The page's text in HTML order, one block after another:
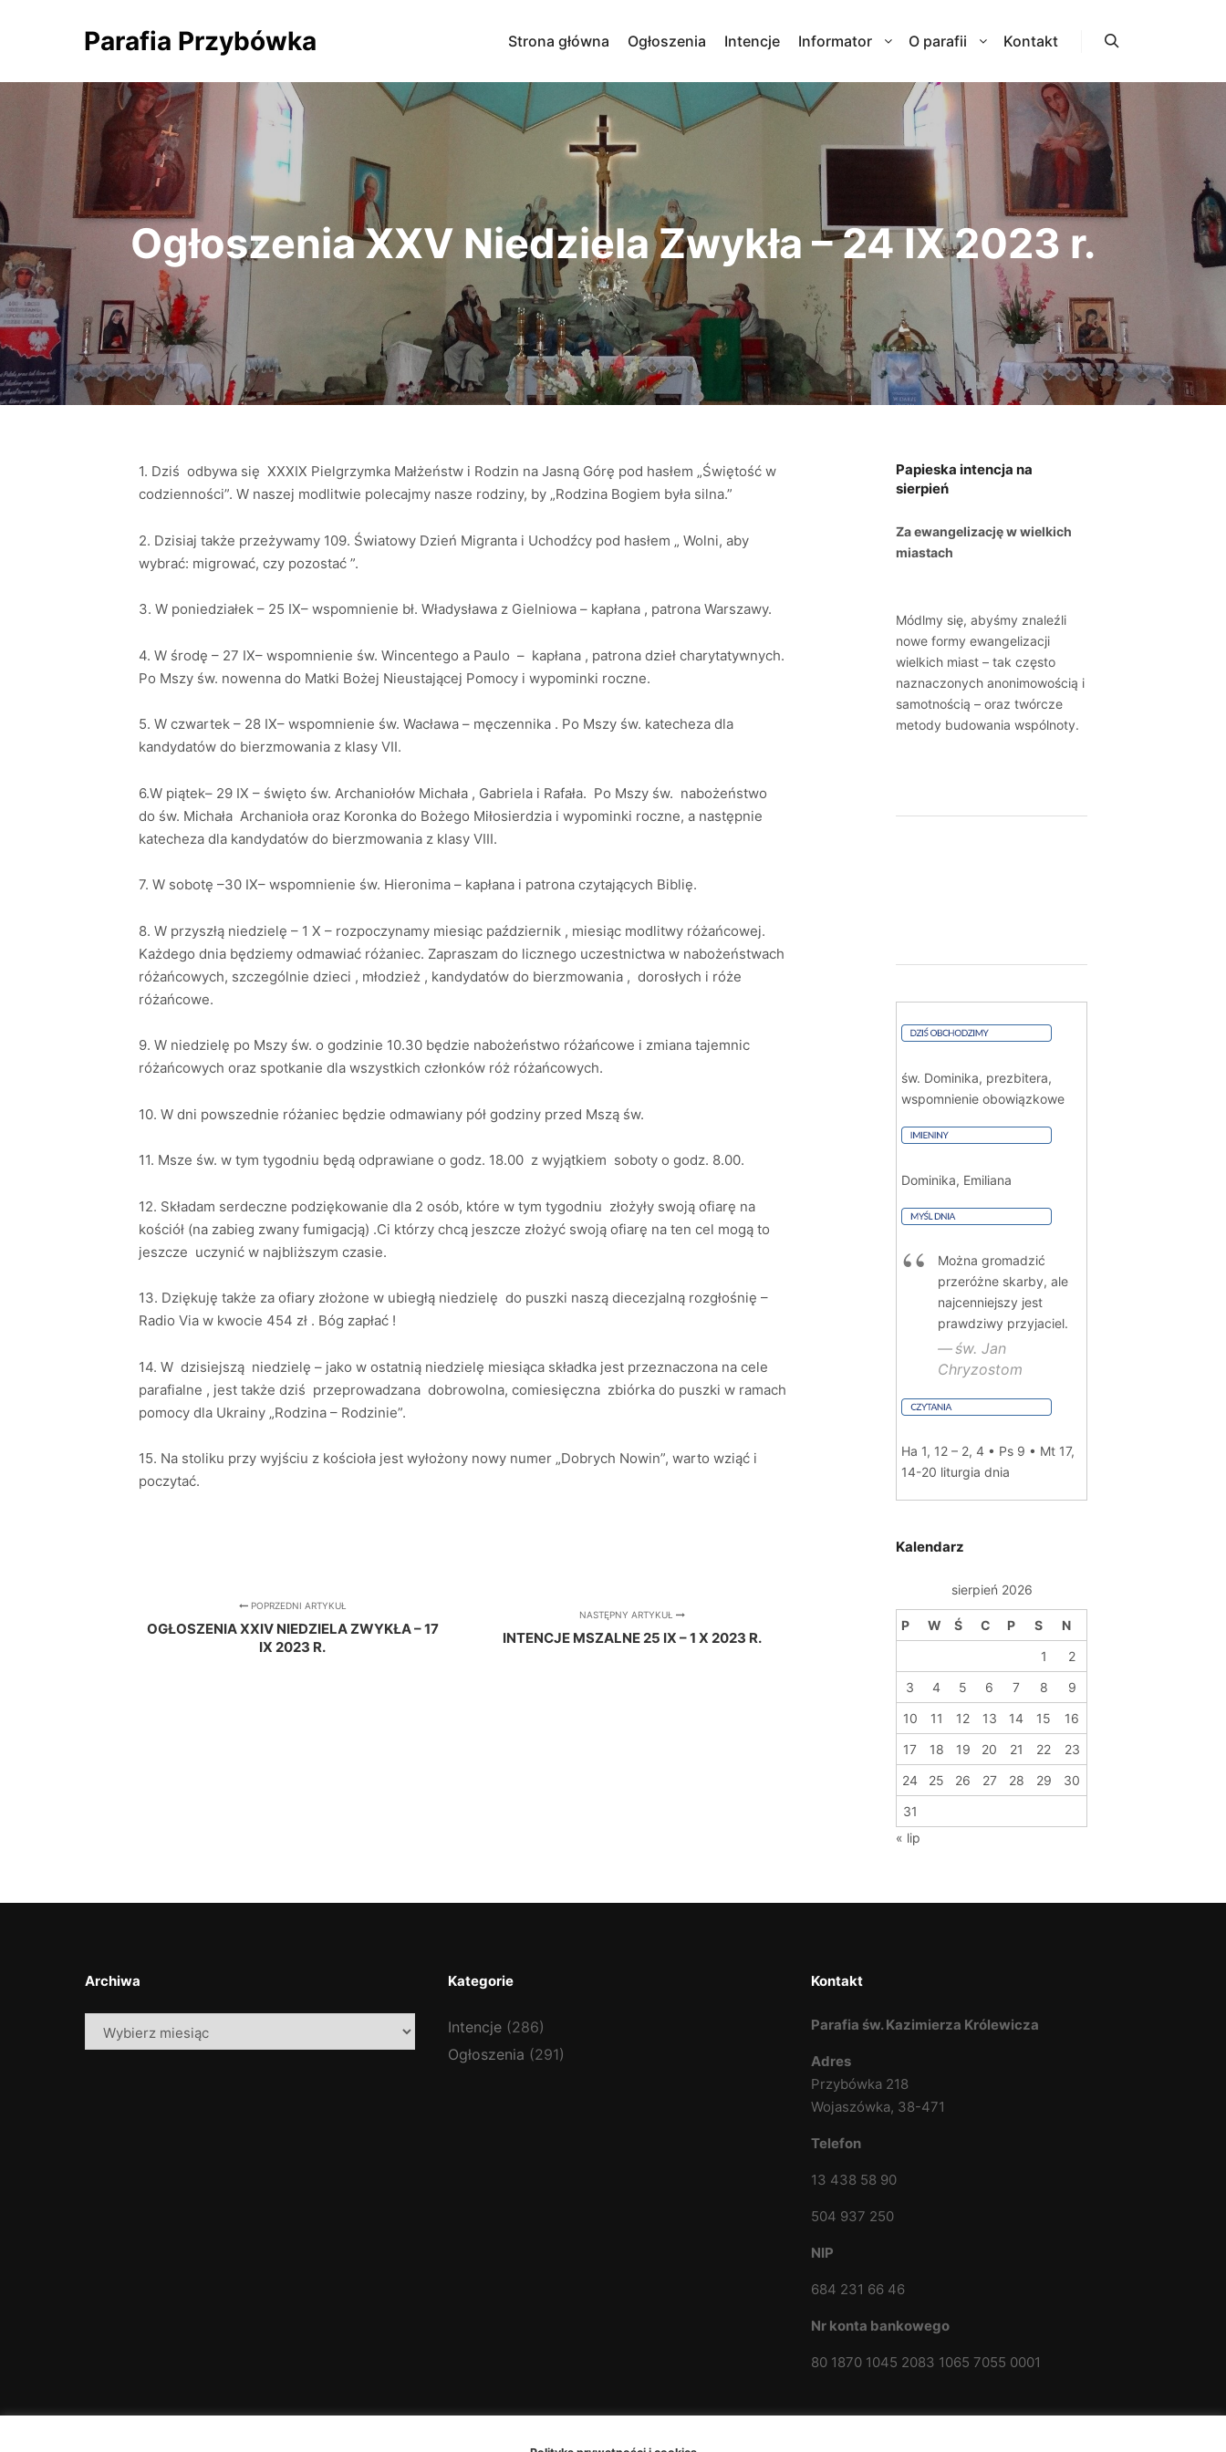
Parafia Przybówka Strona główna Ogłoszenia Intencje Informator O parafii Kontakt
Ogłoszenia XXV Niedziela Zwykła – 24 IX 2023 r.
1. Dziś odbywa się XXXIX Pielgrzymka Małżeństw i Rodzin na Jasną Górę pod hasłem „Świętość w
codzienności”. W naszej modlitwie polecajmy nasze rodziny, by „Rodzina Bogiem była silna.”
2. Dzisiaj także przeżywamy 109. Światowy Dzień Migranta i Uchodźcy pod hasłem „ Wolni, aby
wybrać: migrować, czy pozostać ”.
3. W poniedziałek – 25 IX– wspomnienie bł. Władysława z Gielniowa – kapłana , patrona Warszawy.
4. W środę – 27 IX– wspomnienie św. Wincentego a Paulo – kapłana , patrona dzieł charytatywnych.
Po Mszy św. nowenna do Matki Bożej Nieustającej Pomocy i wypominki roczne.
5. W czwartek – 28 IX– wspomnienie św. Wacława – męczennika . Po Mszy św. katecheza dla
kandydatów do bierzmowania z klasy VII.
6.W piątek– 29 IX – święto św. Archaniołów Michała , Gabriela i Rafała. Po Mszy św. nabożeństwo
do św. Michała Archanioła oraz Koronka do Bożego Miłosierdzia i wypominki roczne, a następnie
katecheza dla kandydatów do bierzmowania z klasy VIII.
7. W sobotę –30 IX– wspomnienie św. Hieronima – kapłana i patrona czytających Biblię.
8. W przyszłą niedzielę – 1 X – rozpoczynamy miesiąc październik , miesiąc modlitwy różańcowej.
Każdego dnia będziemy odmawiać różaniec. Zapraszam do licznego uczestnictwa w nabożeństwach
różańcowych, szczególnie dzieci , młodzież , kandydatów do bierzmowania , dorosłych i róże
różańcowe.
9. W niedzielę po Mszy św. o godzinie 10.30 będzie nabożeństwo różańcowe i zmiana tajemnic
różańcowych oraz spotkanie dla wszystkich członków róż różańcowych.
10. W dni powszednie różaniec będzie odmawiany pół godziny przed Mszą św.
11. Msze św. w tym tygodniu będą odprawiane o godz. 18.00 z wyjątkiem soboty o godz. 8.00.
12. Składam serdeczne podziękowanie dla 2 osób, które w tym tygodniu złożyły swoją ofiarę na
kościół (na zabieg zwany fumigacją) .Ci którzy chcą jeszcze złożyć swoją ofiarę na ten cel mogą to
jeszcze uczynić w najbliższym czasie.
13. Dziękuję także za ofiary złożone w ubiegłą niedzielę do puszki naszą diecezjalną rozgłośnię –
Radio Via w kwocie 454 zł . Bóg zapłać !
14. W dzisiejszą niedzielę – jako w ostatnią niedzielę miesiąca składka jest przeznaczona na cele
parafialne , jest także dziś przeprowadzana dobrowolna, comiesięczna zbiórka do puszki w ramach
pomocy dla Ukrainy „Rodzina – Rodzinie”.
15. Na stoliku przy wyjściu z kościoła jest wyłożony nowy numer „Dobrych Nowin”, warto wziąć i
poczytać.
POPRZEDNI ARTYKUŁ
OGŁOSZENIA XXIV NIEDZIELA ZWYKŁA – 17
IX 2023 R.
NASTĘPNY ARTYKUŁ
INTENCJE MSZALNE 25 IX – 1 X 2023 R.
Papieska intencja na
sierpień
Za ewangelizację w wielkich
miastach
Módlmy się, abyśmy znaleźli
nowe formy ewangelizacji
wielkich miast – tak często
naznaczonych anonimowością i
samotnością – oraz twórcze
metody budowania wspólnoty.
św. Dominika, prezbitera,
wspomnienie obowiązkowe
Dominika, Emiliana
Można gromadzić
przeróżne skarby, ale
najcenniejszy jest
prawdziwy przyjaciel.
św. Jan
Chryzostom
Ha 1, 12 – 2, 4 • Ps 9 • Mt 17,
14-20 liturgia dnia
Kalendarz
sierpień 2026
P W Ś C P S
N
1
2
3
4 5 6 7 8
9
10
11 12 13 14 15
16
17
18 19 20 21 22
23
24
25 26 27 28 29
30
31
« lip
Archiwa
Archiwa
Kategorie
Intencje(286)
Ogłoszenia (291)
Kontakt
Parafia św. Kazimierza Królewicza
Adres
Przybówka 218
Wojaszówka, 38-471
Telefon
13 438 58 90
504 937 250
NIP
684 231 66 46
Nr konta bankowego
80 1870 1045 2083 1065 7055 0001